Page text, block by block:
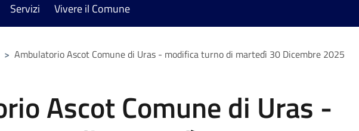
Servizi Vivere il Comune
> Ambulatorio Ascot Comune di Uras - modifica turno di martedì 30 Dicembre 2025
Ascot Comune di Uras -